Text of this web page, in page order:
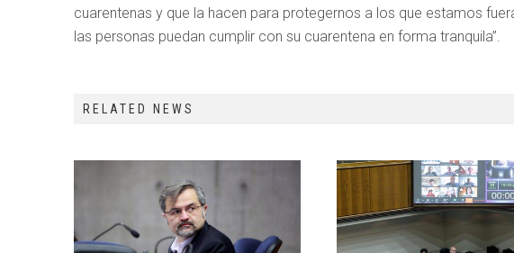
cuarentenas y que la hacen para protegernos a los que estamos
las personas puedan cumplir con su cuarentena en forma tranquila”.
RELATED NEWS